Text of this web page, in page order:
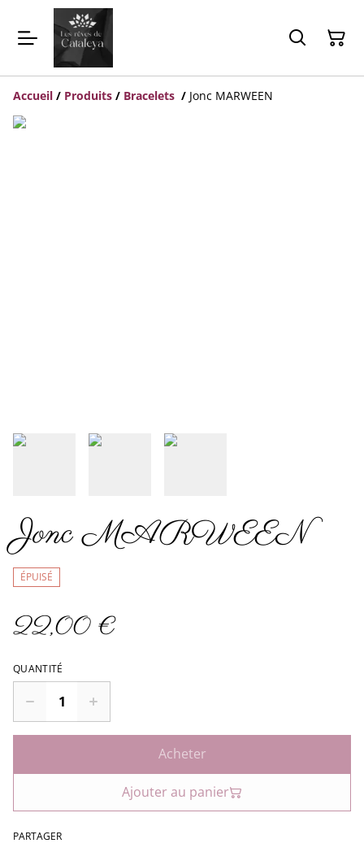
Accueil / Produits / Bracelets / Jonc MARWEEN
Jonc MARWEEN
ÉPUISÉ
22,00 €
QUANTITÉ
Acheter
Ajouter au panier
PARTAGER